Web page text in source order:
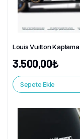
Louis Vuitton Kaplama
3.500,00₺
Sepete Ekle